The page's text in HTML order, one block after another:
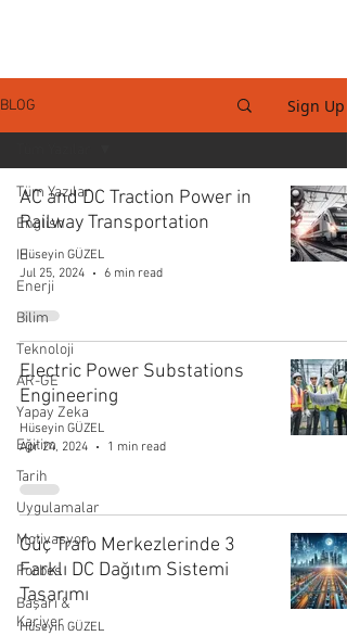
BLOG Sign Up
Tüm Yazılar
English
IE
Enerji
Bilim
Teknoloji
AR-GE
Yapay Zeka
Eğitim
Tarih
Uygulamalar
Motivasyon
Forbes
Başarı &
Kariyer
AC and DC Traction Power in
Railway Transportation
Hüseyin GÜZEL
Jul 25, 2024
6 min read
Electric Power Substations
Engineering
Hüseyin GÜZEL
Apr 24, 2024
1 min read
Güç Trafo Merkezlerinde 3
Farklı DC Dağıtım Sistemi
Tasarımı
Hüseyin GÜZEL